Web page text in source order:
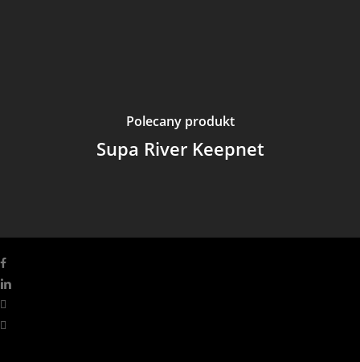
Polecany produkt
Supa River Keepnet
facebook
linkedin
youtube
instagram